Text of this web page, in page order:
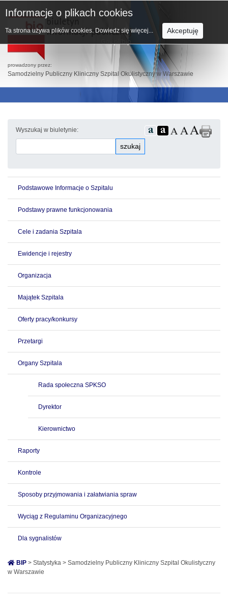
prowadzony przez:
Samodzielny Publiczny Kliniczny Szpital Okulistyczny w Warszawie
Wyszukaj w biuletynie:
szukaj
Podstawowe Informacje o Szpitalu
Podstawy prawne funkcjonowania
Cele i zadania Szpitala
Ewidencje i rejestry
Organizacja
Majątek Szpitala
Oferty pracy/konkursy
Przetargi
Organy Szpitala
Rada społeczna SPKSO
Dyrektor
Kierownictwo
Raporty
Kontrole
Sposoby przyjmowania i załatwiania spraw
Wyciąg z Regulaminu Organizacyjnego
Dla sygnalistów
BIP > Statystyka > Samodzielny Publiczny Kliniczny Szpital Okulistyczny
w Warszawie
Informacje o plikach cookies
Ta strona używa plików cookies. Dowiedz się więcej... Akceptuję